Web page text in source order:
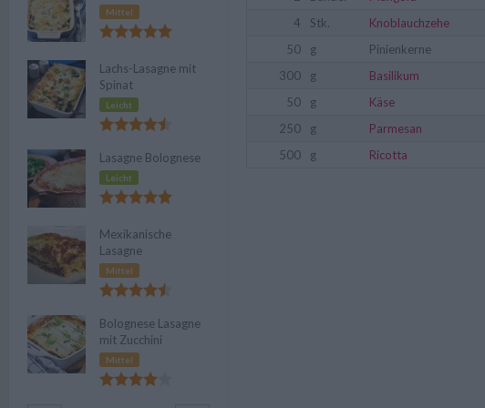
4
Stk.
Knoblauchzehe
50
g
Pinienkerne
300
g
Basilikum
50
g
Käse
250
g
Parmesan
500
g Ricotta
Mittel
Lachs-Lasagne mit
Spinat
Leicht
Lasagne Bolognese
Leicht
Mexikanische
Lasagne
Mittel
Bolognese Lasagne
mit Zucchini
Mittel